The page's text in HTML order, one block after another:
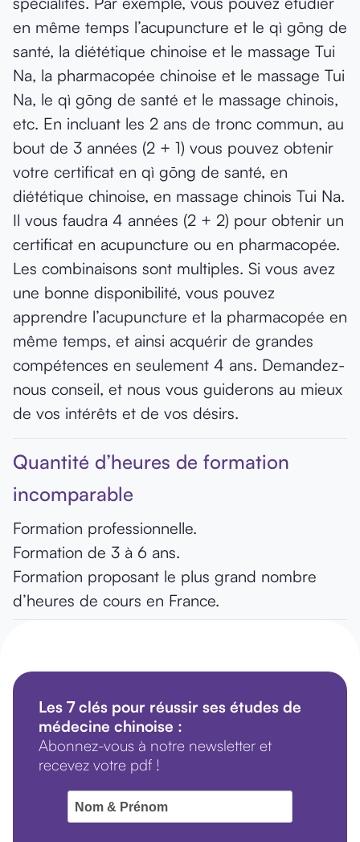
en même temps l’acupuncture et le qì gōng de
santé, la diététique chinoise et le massage Tui
Na, la pharmacopée chinoise et le massage Tui
Na, le qì gōng de santé et le massage chinois,
etc. En incluant les 2 ans de tronc commun, au
bout de 3 années (2 + 1) vous pouvez obtenir
votre certificat en qì gōng de santé, en
diététique chinoise, en massage chinois Tui Na.
Il vous faudra 4 années (2 + 2) pour obtenir un
certificat en acupuncture ou en pharmacopée.
Les combinaisons sont multiples. Si vous avez
une bonne disponibilité, vous pouvez
apprendre l’acupuncture et la pharmacopée en
même temps, et ainsi acquérir de grandes
compétences en seulement 4 ans. Demandez-
nous conseil, et nous vous guiderons au mieux
de vos intérêts et de vos désirs.
Quantité d’heures de formation
incomparable
Formation professionnelle.
Formation de 3 à 6 ans.
Formation proposant le plus grand nombre
d’heures de cours en France.
Les 7 clés pour réussir ses études de
médecine chinoise :
Abonnez-vous à notre newsletter et
recevez votre pdf !